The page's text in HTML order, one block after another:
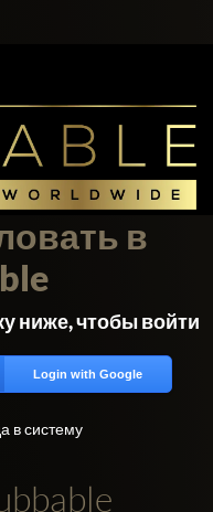
в
ниже, чтобы войти
Login with Google
в систему